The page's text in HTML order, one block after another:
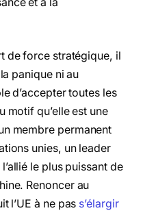
de force stratégique, il
panique ni au
d’accepter toutes les
motif qu’elle est une
membre permanent
unies, un leader
le plus puissant de
Renoncer au
l’UE à ne pas s’élargir